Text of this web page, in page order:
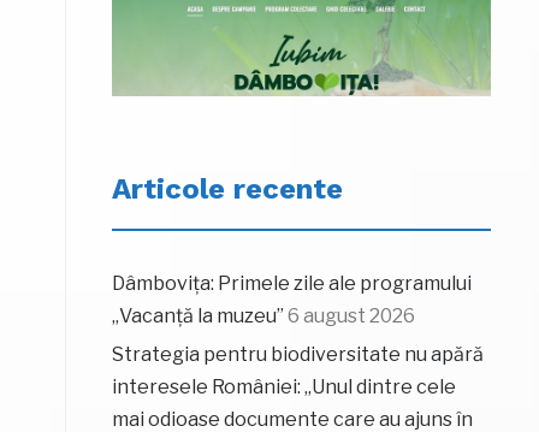
Articole recente
Dâmbovița: Primele zile ale programului
„Vacanță la muzeu” 6 august 2026
Strategia pentru biodiversitate nu apără
interesele României: „Unul dintre cele
mai odioase documente care au ajuns în